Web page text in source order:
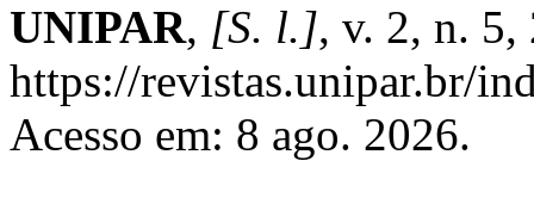
UNIPAR, [S. l.], v. 2, n.
https://revistas.unipar.br/
Acesso em: 8 ago. 2026.